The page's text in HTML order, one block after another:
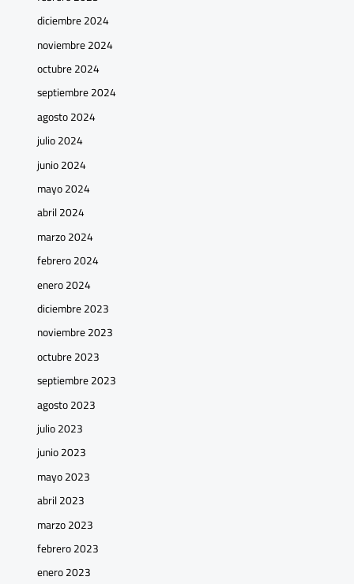
diciembre 2024
noviembre 2024
octubre 2024
septiembre 2024
agosto 2024
julio 2024
junio 2024
mayo 2024
abril 2024
marzo 2024
febrero 2024
enero 2024
diciembre 2023
noviembre 2023
octubre 2023
septiembre 2023
agosto 2023
julio 2023
junio 2023
mayo 2023
abril 2023
marzo 2023
febrero 2023
enero 2023